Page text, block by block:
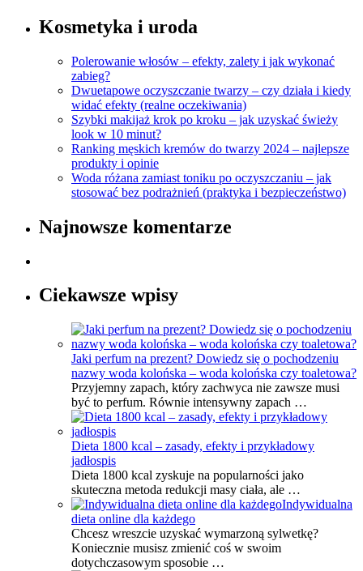
Kosmetyka i uroda
Polerowanie włosów – efekty, zalety i jak wykonać
zabieg?
Dwuetapowe oczyszczanie twarzy – czy działa i kiedy
widać efekty (realne oczekiwania)
Szybki makijaż krok po kroku – jak uzyskać świeży
look w 10 minut?
Ranking męskich kremów do twarzy 2024 – najlepsze
produkty i opinie
Woda różana zamiast toniku po oczyszczaniu – jak
stosować bez podrażnień (praktyka i bezpieczeństwo)
Najnowsze komentarze
Ciekawsze wpisy
Jaki perfum na prezent? Dowiedz się o pochodzeniu
nazwy woda kolońska – woda kolońska czy toaletowa?
Przyjemny zapach, który zachwyca nie zawsze musi
być to perfum. Równie intensywny zapach …
Dieta 1800 kcal – zasady, efekty i przykładowy
jadłospis
Dieta 1800 kcal zyskuje na popularności jako
skuteczna metoda redukcji masy ciała, ale …
Indywidualna
dieta online dla każdego
Chcesz wreszcie uzyskać wymarzoną sylwetkę?
Koniecznie musisz zmienić coś w swoim
dotychczasowym sposobie …